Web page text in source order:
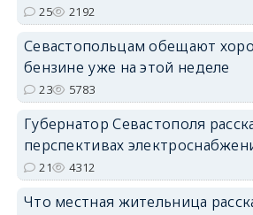
25 2192
Севастопольцам обещают
бензине уже на этой неделе
23 5783
Губернатор Севастополя
перспективах
21 4312
Что местная жительница